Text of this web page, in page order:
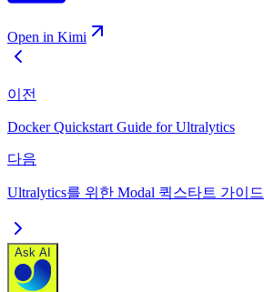
Open in Kimi
이전
Docker Quickstart Guide for Ultralytics
다음
Ultralytics를 위한 Modal 퀵스타트 가이드
Ask AI